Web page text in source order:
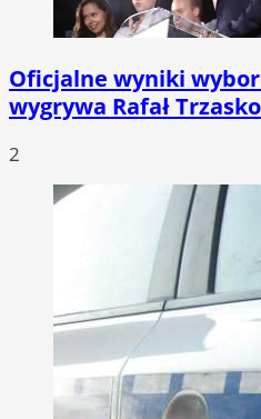
Oficjalne wyniki
wygrywa Rafał
2